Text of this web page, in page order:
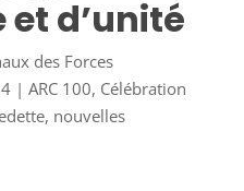
d’unité
des Forces
| ARC 100, Célébration
, nouvelles